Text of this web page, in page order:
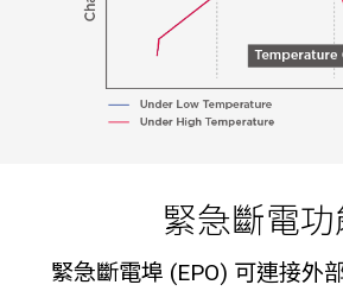
緊急斷電功
緊急斷電埠 (EPO) 可連接外